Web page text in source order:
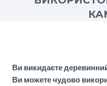
Ви викидаєте
Ви можете чудово